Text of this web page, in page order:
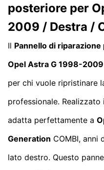
posteriore per
2009 / Destra /
Il Pannello di
Opel Astra G 1998-
per chi vuole ripristinare
professionale.
adatta perfettamente a
Generation COMBI, anni
lato destro. Questo